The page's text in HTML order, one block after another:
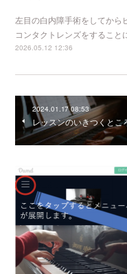
左目の白内障手術をしてから
コンタクトレンズをすること
2026.05.12 12:36
2024.01.17 08:53
レッスンのいきつくとこ